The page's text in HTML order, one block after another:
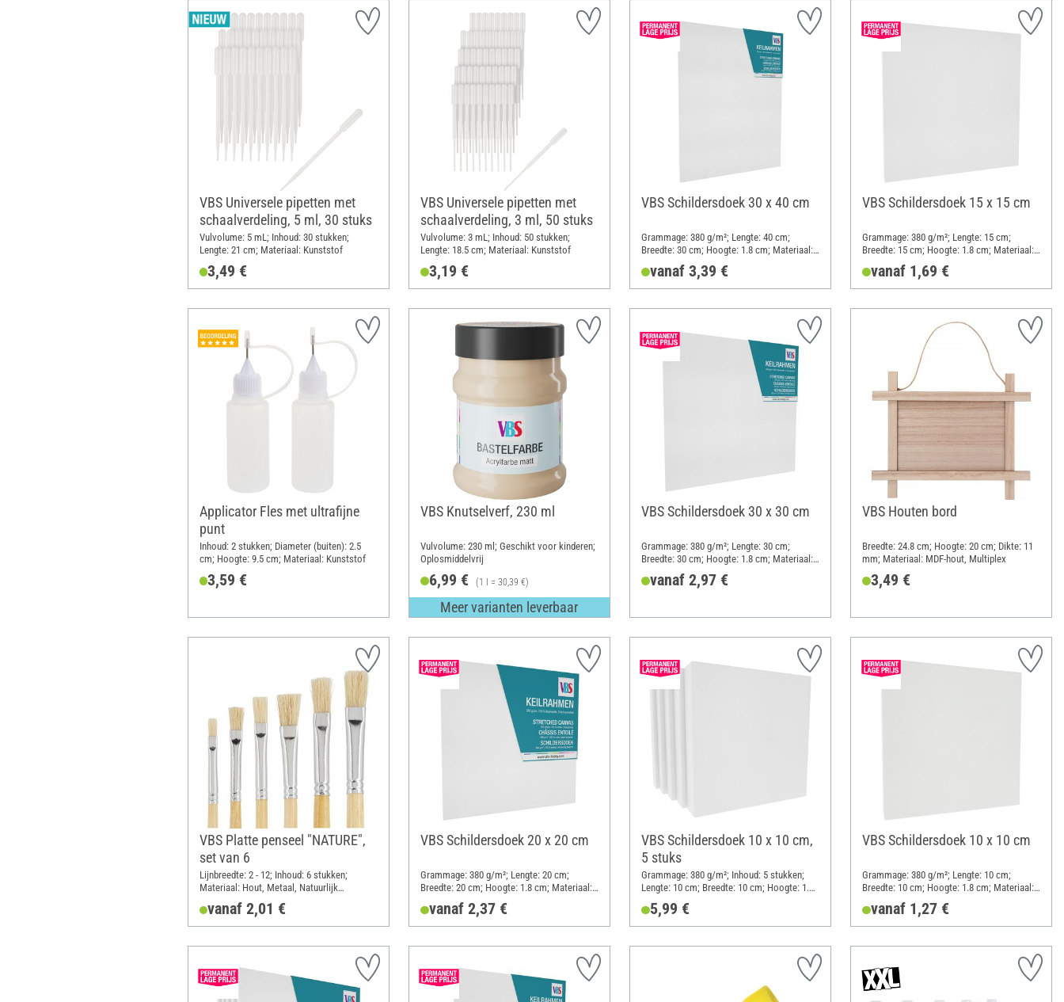
VBS Universele pipetten met
schaalverdeling, 5 ml, 30 stuks
Vulvolume: 5 mL; Inhoud: 30 stukken;
Lengte: 21 cm; Materiaal: Kunststof
3,49 €
VBS Universele pipetten met
schaalverdeling, 3 ml, 50 stuks
Vulvolume: 3 mL; Inhoud: 50 stukken;
Lengte: 18.5 cm; Materiaal: Kunststof
3,19 €
VBS Schildersdoek 30 x 40 cm
Grammage: 380 g/m²; Lengte: 40 cm;
Breedte: 30 cm; Hoogte: 1.8 cm; Materiaal:
vanaf 3,39 €
VBS Schildersdoek 15 x 15 cm
Grammage: 380 g/m²; Lengte: 15 cm;
Breedte: 15 cm; Hoogte: 1.8 cm; Materiaal:
vanaf 1,69 €
Applicator Fles met ultrafijne
punt
Inhoud: 2 stukken; Diameter (buiten): 2.5
cm; Hoogte: 9.5 cm; Materiaal: Kunststof
3,59 €
VBS Knutselverf, 230 ml
Vulvolume: 230 ml; Geschikt voor kinderen;
Oplosmiddelvrij
6,99 € (1 l = 30,39 €)
Meer varianten leverbaar
VBS Schildersdoek 30 x 30 cm
Grammage: 380 g/m²; Lengte: 30 cm;
Breedte: 30 cm; Hoogte: 1.8 cm; Materiaal:
vanaf 2,97 €
VBS Houten bord
Breedte: 24.8 cm; Hoogte: 20 cm; Dikte: 11
mm; Materiaal: MDF-hout, Multiplex
3,49 €
VBS Platte penseel "NATURE",
set van 6
Lijnbreedte: 2 - 12; Inhoud: 6 stukken;
Materiaal: Hout, Metaal, Natuurlijk
vanaf 2,01 €
VBS Schildersdoek 20 x 20 cm
Grammage: 380 g/m²; Lengte: 20 cm;
Breedte: 20 cm; Hoogte: 1.8 cm; Materiaal:
vanaf 2,37 €
VBS Schildersdoek 10 x 10 cm,
5 stuks
Grammage: 380 g/m²; Inhoud: 5 stukken;
Lengte: 10 cm; Breedte: 10 cm; Hoogte: 1.8
cm; Materiaal: Katoen, Ruw hout
5,99 €
VBS Schildersdoek 10 x 10 cm
Grammage: 380 g/m²; Lengte: 10 cm;
Breedte: 10 cm; Hoogte: 1.8 cm; Materiaal:
vanaf 1,27 €